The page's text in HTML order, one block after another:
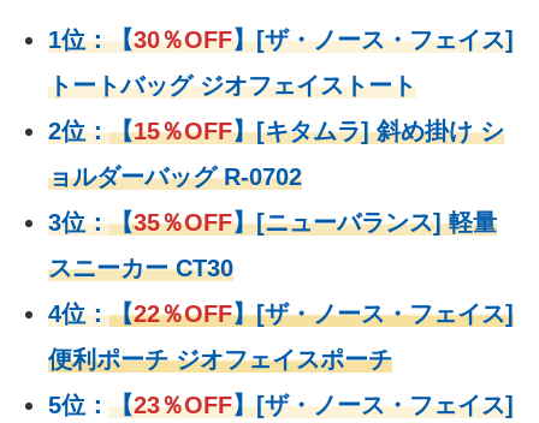
1位：【30％OFF】[ザ・ノース・フェイス]
トートバッグ ジオフェイストート
2位：【15％OFF】[キタムラ] 斜め掛け シ
ョルダーバッグ R-0702
3位：【35％OFF】[ニューバランス] 軽量
スニーカー CT30
4位：【22％OFF】[ザ・ノース・フェイス]
便利ポーチ ジオフェイスポーチ
5位： 【23％OFF】[ザ・ノース・フェイス]